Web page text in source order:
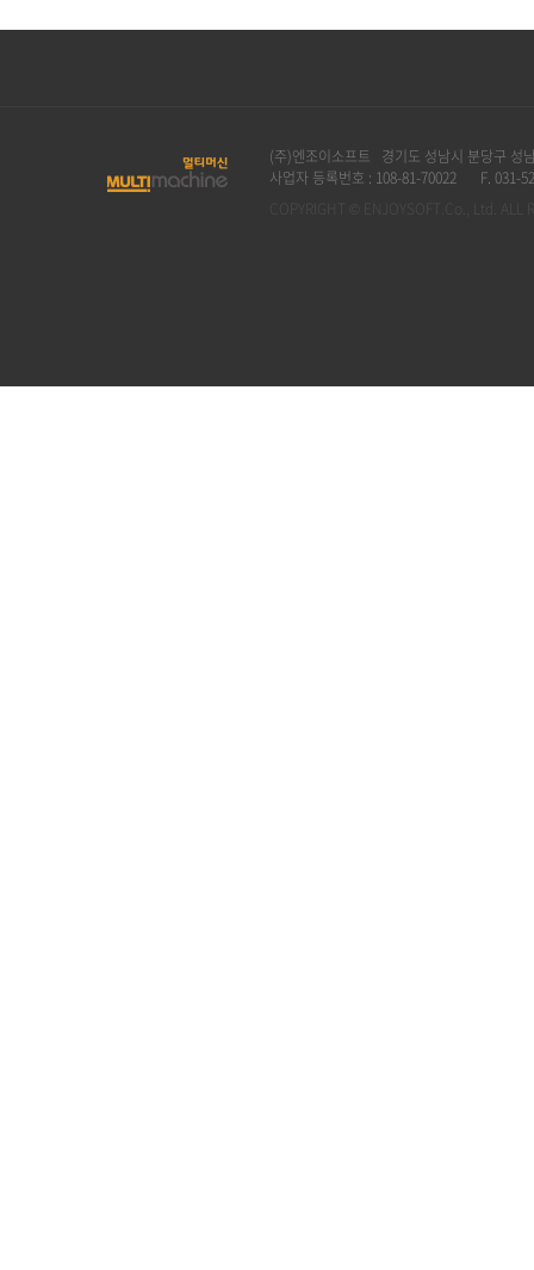
(주)엔조이소프트 경기도 성남시 분당구 성
사업자 등록번호 : 108-81-70022
F. 031-
COPYRIGHT © ENJOYSOFT.Co., Ltd. ALL